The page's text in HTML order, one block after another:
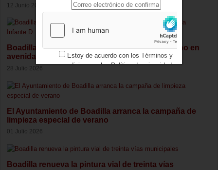
12 Junio 2026
Boadilla continúa limpiezas especiales de verano en
avenida Infante D. Luis
28 Julio 2026
El Ayuntamiento de Boadilla arranca la campaña de
limpieza especial de verano
01 Julio 2026
Boadilla renueva la pintura vial de treinta vías
Estoy de acuerdo con los Términos y
condicionesy losPolítica de privacidad